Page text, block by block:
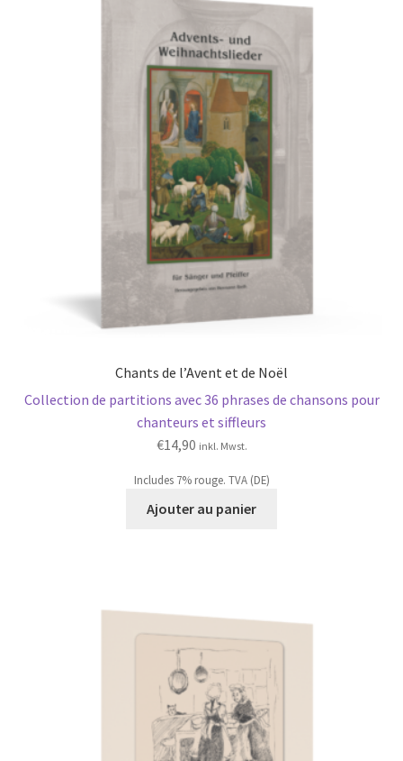
Chants de l’Avent et de Noël
Collection de partitions avec 36 phrases de chansons pour
chanteurs et siffleurs
€14,90 inkl. Mwst.
Includes 7% rouge. TVA (DE)
Ajouter au panier